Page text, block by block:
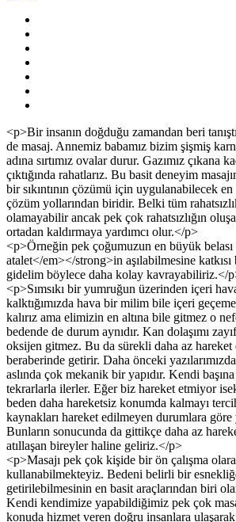
<p>Bir insanın doğduğu zamandan beri
de masaj. Annemiz babamız bizim şişmiş
adına sırtımız ovalar durur. Gazımız çıkana
çıktığında rahatlarız. Bu basit deneyim
bir sıkıntının çözümü için uygulanabilecek
çözüm yollarından biridir. Belki tüm
olamayabilir ancak pek çok rahatsızlığın
ortadan kaldırmaya yardımcı olur.</p>
<p>Örneğin pek çoğumuzun en büyük
atalet</em></strong>in aşılabilmesine
gidelim böylece daha kolay kavrayabiliriz.</
<p>Sımsıkı bir yumruğun üzerinden içeri
kalktığımızda hava bir milim bile içeri
kalırız ama elimizin en altına bile gitmez o
bedende de durum aynıdır. Kan dolaşımı
oksijen gitmez. Bu da sürekli daha az hareket
beraberinde getirir. Daha önceki
aslında çok mekanik bir yapıdır. Kendi
tekrarlarla ilerler. Eğer biz hareket etmiyor
beden daha hareketsiz konumda kalmayı
kaynakları hareket edilmeyen durumlara
Bunların sonucunda da gittikçe daha az
atıllaşan bireyler haline geliriz.</p>
<p>Masajı pek çok kişide bir ön çalışma
kullanabilmekteyiz. Bedeni belirli bir
getirilebilmesinin en basit araçlarından biri
Kendi kendimize yapabildiğimiz pek çok
konuda hizmet veren doğru insanlara